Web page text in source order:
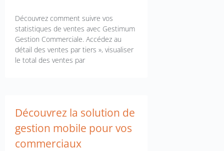
Découvrez comment suivre vos
statistiques de ventes avec Gestimum
Gestion Commerciale. Accédez au
détail des ventes par tiers », visualiser
le total des ventes par
Découvrez la solution de
gestion mobile pour vos
commerciaux